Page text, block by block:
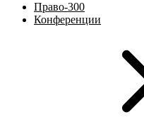
Право-300
Конференции